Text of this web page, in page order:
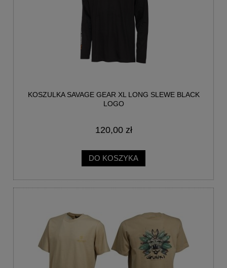
KOSZULKA SAVAGE GEAR XL LONG SLEWE BLACK
LOGO
120,00 zł
DO KOSZYKA